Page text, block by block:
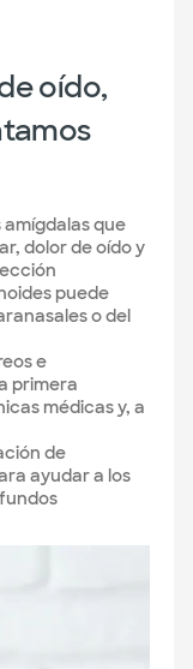
oído,
que
dolor de oído y
puede
o del
e
primera
médicas y, a
de
ayudar a los